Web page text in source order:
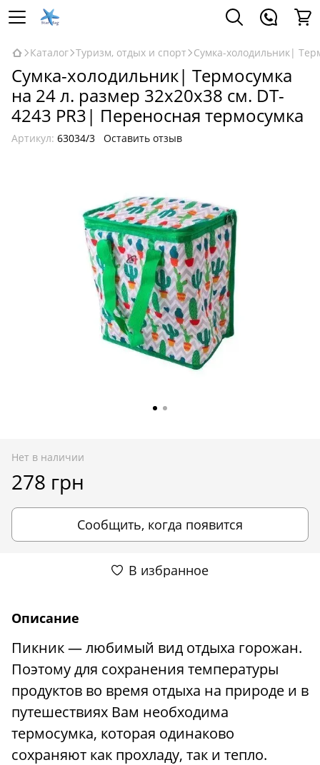
Каталог Туризм, отдых и спорт Сумка-холодильник|
Сумка-холодильник| Термосумка
на 24 л. размер 32х20х38 см. DT-
4243 PR3| Переносная термосумка
Артикул: 63034/3 Оставить отзыв
Нет в наличии
278 грн
Сообщить, когда появится
В избранное
Описание
Пикник — любимый вид отдыха горожан.
Поэтому для сохранения температуры
продуктов во время отдыха на природе и в
путешествиях Вам необходима
термосумка, которая одинаково
сохраняют как прохладу, так и тепло.